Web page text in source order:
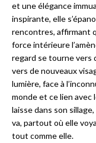
et une élégance
inspirante, elle
rencontres, affirmant
force intérieure
regard se tourne vers
vers de nouveaux
lumière, face à
monde et ce lien avec
laisse dans son
va, partout où elle
tout comme elle.